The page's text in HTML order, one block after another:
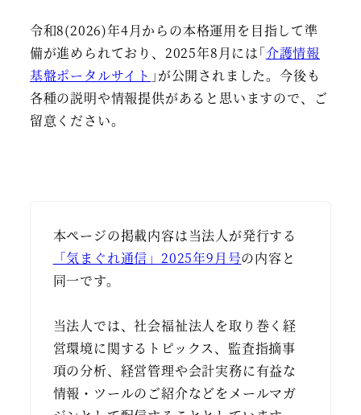
令和8(2026)年4月からの本格運用を目指して準
備が進められており、2025年8月には｢介護情報
基盤ポータルサイト ｣が公開されました。今後も
各種の説明や情報提供があると思いますので、ご
留意ください。
本ページの掲載内容は当法人が発行する
「気まぐれ通信」2025年9月号の内容と
同一です。
当法人では、社会福祉法人を取り巻く経
営環境に関するトピックス、監査指摘事
項の分析、経営管理や会計実務に有益な
情報・ツールのご紹介などをメールマガ